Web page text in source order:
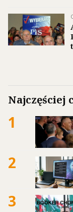
Najczęściej
1
2
3